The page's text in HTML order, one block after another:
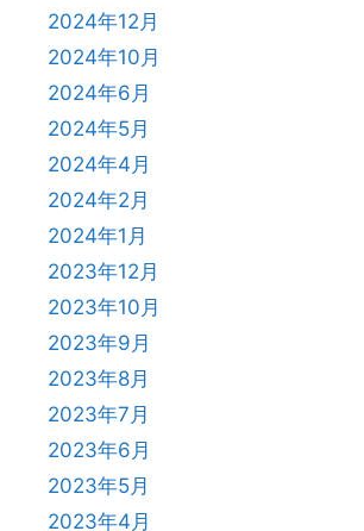
2024年12月
2024年10月
2024年6月
2024年5月
2024年4月
2024年2月
2024年1月
2023年12月
2023年10月
2023年9月
2023年8月
2023年7月
2023年6月
2023年5月
2023年4月